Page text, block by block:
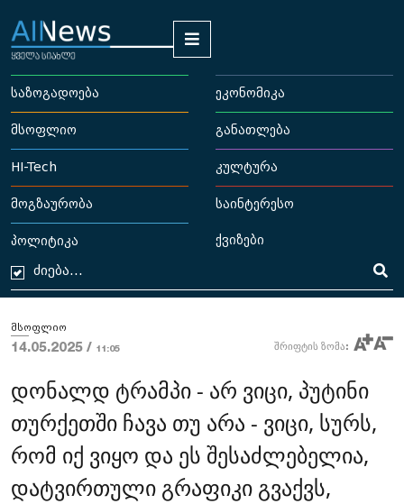
საზოგადოება ეკონომიკა
მსოფლიო განათლება
HI-Tech კულტურა
მოგზაურობა საინტერესო
პოლიტიკა ქვიზები
მსოფლიო
14.05.2025 / 11:05 შრიფტის ზომა:
დონალდ ტრამპი - არ ვიცი, პუტინი
თურქეთში ჩავა თუ არა - ვიცი, სურს,
რომ იქ ვიყო და ეს შესაძლებელია,
დატვირთული გრაფიკი გვაქვს,